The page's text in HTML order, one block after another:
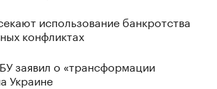
использование банкротства
конфликтах
заявил о «трансформации
Украине